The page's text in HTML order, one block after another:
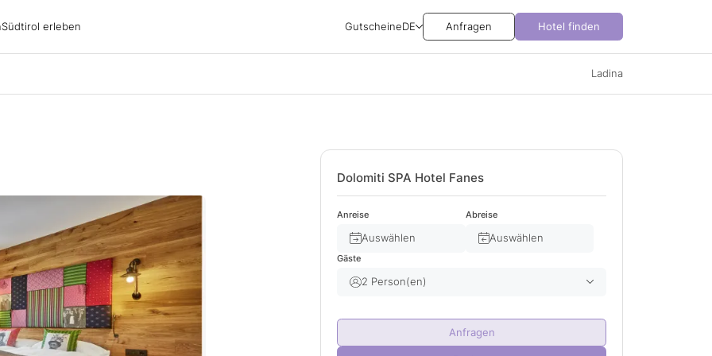
Südtirol erleben GutscheineDE Anfragen Hotel finden
Ladina
Dolomiti SPA Hotel Fanes
Anreise
Auswählen
Abreise
Auswählen
Gäste
2 Person(en)
Kind(er) 0
Anfragen